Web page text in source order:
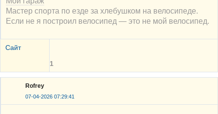
Мастер спорта по езде за хлебушком на велосипеде.
Если не я построил велосипед — это не мой велосипед.
Сайт
1
Rofrey
07-04-2026 07:29:41